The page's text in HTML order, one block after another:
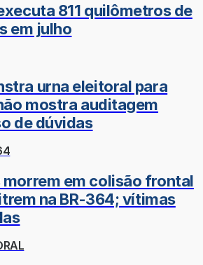
811 quilômetros de
em julho
urna eleitoral para
mostra auditagem
de dúvidas
morrem em colisão frontal
na BR-364; vítimas